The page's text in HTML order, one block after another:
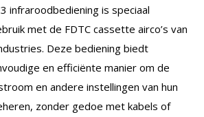
infraroodbediening is speciaal
met de FDTC cassette airco’s van
Deze bediening biedt
en efficiënte manier om de
en andere instellingen van hun
zonder gedoe met kabels of